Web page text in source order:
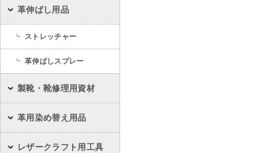
革伸ばし用品
ストレッチャー
革伸ばしスプレー
製靴・靴修理用資材
革用染め替え用品
レザークラフト用工具